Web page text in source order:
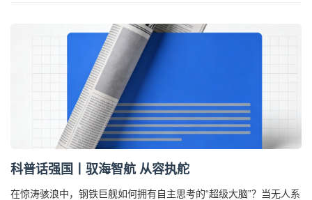
科普话强国丨驭海智航 从容执舵
在惊涛骇浪中，钢铁巨舰如何拥有自主思考的“超级大脑”？当无人系